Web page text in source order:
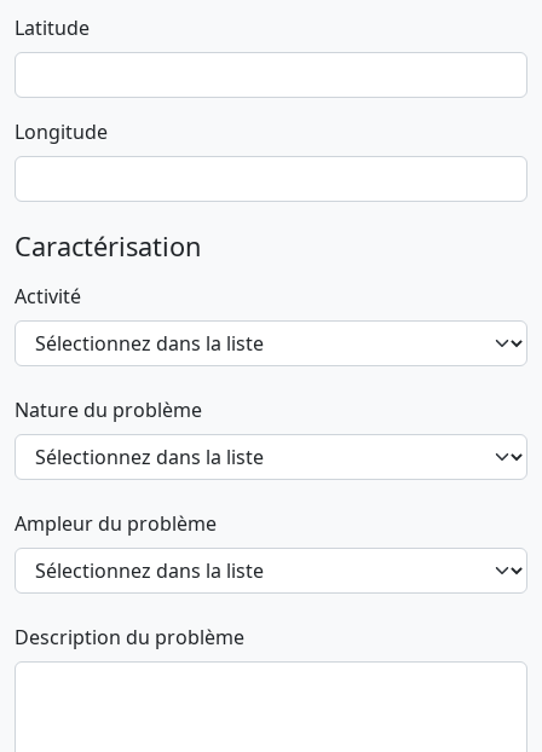
Latitude
Longitude
Caractérisation
Activité
Nature du problème
Ampleur du problème
Description du problème